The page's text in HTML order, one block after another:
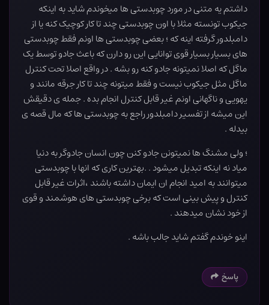
داشتم یه متنی در مورد چوبدستی ها میخوندم شاید به اینکه
جیکوب تونسته مثلا با اون چوبدستی چند تا کار کوچیک کنه یا از
دامبلدور گرفته اینه که ؛ بعضی چوبدستی ها اونم فقط چوبدستی
های بسیار بسیار قوی توانایی این رو دارن که باعث جادو توسط یک
ماگل که اصلا نمیتونه جادو کنه رو بشه . در واقع اصلا تحت کنترل
ماگل مثل جیکوب نیست و فقط میتونه چند تا کار جرقه مانند و
یهویی و ناگهانی اونم غیر قابل کنترل انجام بده ‌. جمله ی دقیقش
این میشه از تفسیر دامبلدور راجع به چوبدستی ها که مال قصه ی
بیدله .
؛ ولی مشنگ ها نمیتونن جادو کنن چون انسان جادوگر به دنیا
میاد نه اینکه تبدیل میشود . .بهترین کاری که انها با چوبدستی
میتوانند به امید انجام ان ایمان داشته باشند ،اثرات غیر قابل
کنترل و پیش بینی است که برخی چوبدستی های هوشمند و قوی
از خود نشان میدهند .
اینو خوندم گفتم شاید جالب باشه .
پاسخ